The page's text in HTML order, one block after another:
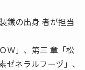
鐵の出身 者が担当
Ｗ」、第三 章「松
ネラルフーヅ」、